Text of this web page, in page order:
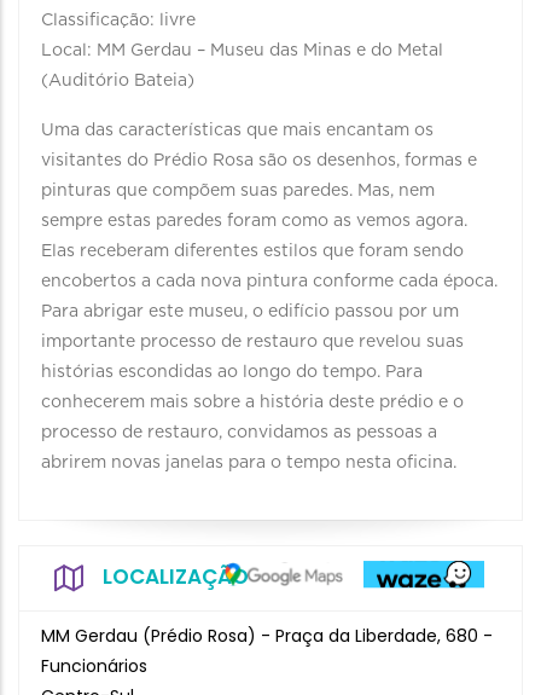
Classificação: livre
Local: MM Gerdau – Museu das Minas e do Metal
(Auditório Bateia)
Uma das características que mais encantam os
visitantes do Prédio Rosa são os desenhos, formas e
pinturas que compõem suas paredes. Mas, nem
sempre estas paredes foram como as vemos agora.
Elas receberam diferentes estilos que foram sendo
encobertos a cada nova pintura conforme cada época.
Para abrigar este museu, o edifício passou por um
importante processo de restauro que revelou suas
histórias escondidas ao longo do tempo. Para
conhecerem mais sobre a história deste prédio e o
processo de restauro, convidamos as pessoas a
abrirem novas janelas para o tempo nesta oficina.
LOCALIZAÇÃO
MM Gerdau (Prédio Rosa) - Praça da Liberdade, 680 -
Funcionários